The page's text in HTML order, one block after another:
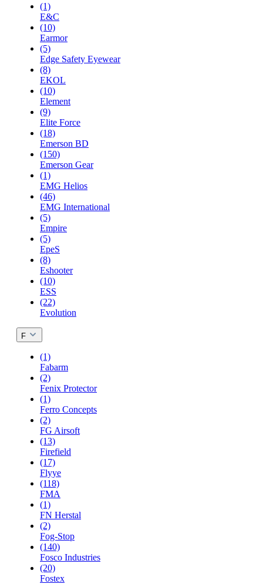
(1)
E&C
(10)
Earmor
(5)
Edge Safety Eyewear
(8)
EKOL
(10)
Element
(9)
Elite Force
(18)
Emerson BD
(150)
Emerson Gear
(1)
EMG Helios
(46)
EMG International
(5)
Empire
(5)
EpeS
(8)
Eshooter
(10)
ESS
(22)
Evolution
F
(1)
Fabarm
(2)
Fenix Protector
(1)
Ferro Concepts
(2)
FG Airsoft
(13)
Firefield
(17)
Flyye
(118)
FMA
(1)
FN Herstal
(2)
Fog-Stop
(140)
Fosco Industries
(20)
Fostex